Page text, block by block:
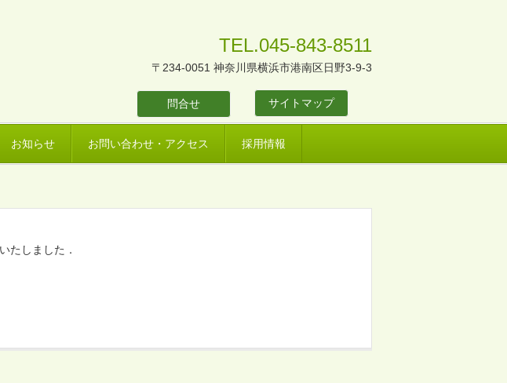
TEL.045-843-8511
〒234-0051 神奈川県横浜市港南区日野3-9-3
問合せ サイトマップ
お知らせ お問い合わせ・アクセス 採用情報
たしました．